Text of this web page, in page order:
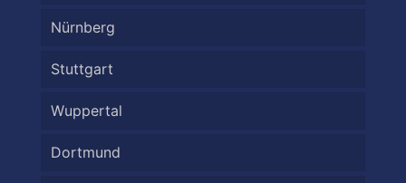
Nürnberg
Stuttgart
Wuppertal
Dortmund